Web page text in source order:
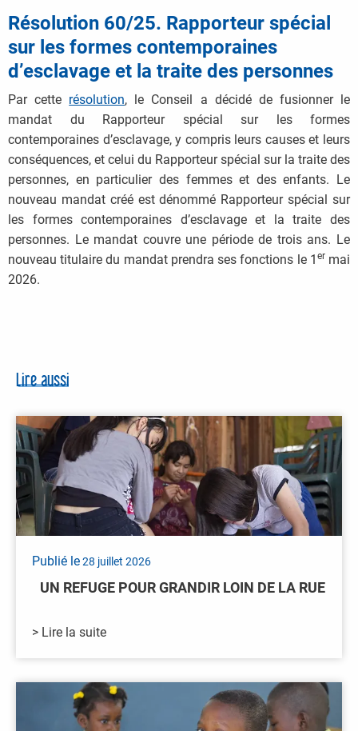
Résolution 60/25. Rapporteur spécial
sur les formes contemporaines
d’esclavage et la traite des personnes
Par cette résolution, le Conseil a décidé de fusionner le
mandat du Rapporteur spécial sur les formes
contemporaines d’esclavage, y compris leurs causes et leurs
conséquences, et celui du Rapporteur spécial sur la traite des
personnes, en particulier des femmes et des enfants. Le
nouveau mandat créé est dénommé Rapporteur spécial sur
les formes contemporaines d’esclavage et la traite des
personnes. Le mandat couvre une période de trois ans. Le
nouveau titulaire du mandat prendra ses fonctions le 1 er mai
2026.
Lire aussi
Publié le28 juillet 2026
UN REFUGE POUR GRANDIR LOIN DE LA RUE
> Lire la suite